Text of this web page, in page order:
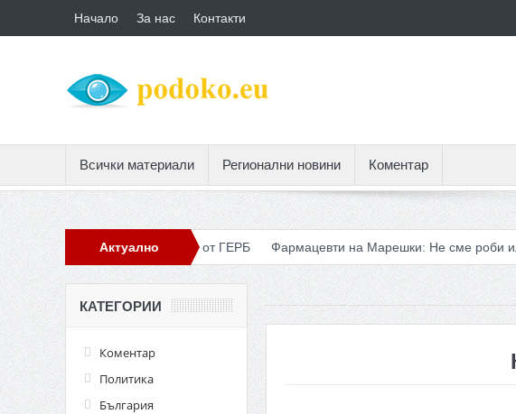
Начало За нас Контакти
Всички материали Регионални новини Коментар
Актуално
кадри за разлика от ГЕРБ Фармацевти на Марешки: Не сме роби или
КАТЕГОРИИ
Коментар
Политика
България